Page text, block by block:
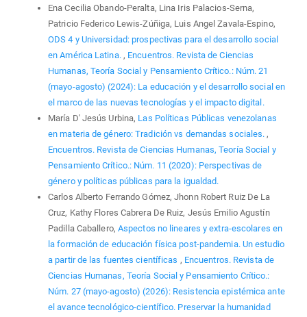
Ena Cecilia Obando-Peralta, Lina Iris Palacios-Serna,
Patricio Federico Lewis-Zúñiga, Luis Angel Zavala-Espino,
ODS 4 y Universidad: prospectivas para el desarrollo social
en América Latina. , Encuentros. Revista de Ciencias
Humanas, Teoría Social y Pensamiento Crítico.: Núm. 21
(mayo-agosto) (2024): La educación y el desarrollo social en
el marco de las nuevas tecnologías y el impacto digital.
María D' Jesús Urbina, Las Políticas Públicas venezolanas
en materia de género: Tradición vs demandas sociales.,
Encuentros. Revista de Ciencias Humanas, Teoría Social y
Pensamiento Crítico.: Núm. 11 (2020): Perspectivas de
género y políticas públicas para la igualdad.
Carlos Alberto Ferrando Gómez, Jhonn Robert Ruiz De La
Cruz, Kathy Flores Cabrera De Ruiz, Jesús Emilio Agustín
Padilla Caballero, Aspectos no lineares y extra-escolares en
la formación de educación física post-pandemia. Un estudio
a partir de las fuentes científicas , Encuentros. Revista de
Ciencias Humanas, Teoría Social y Pensamiento Crítico.:
Núm. 27 (mayo-agosto) (2026): Resistencia epistémica ante
el avance tecnológico-científico. Preservar la humanidad